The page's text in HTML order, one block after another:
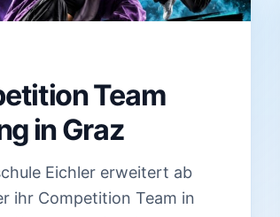
Team
in Graz
Eichler erweitert ab
ihr Competition Team in